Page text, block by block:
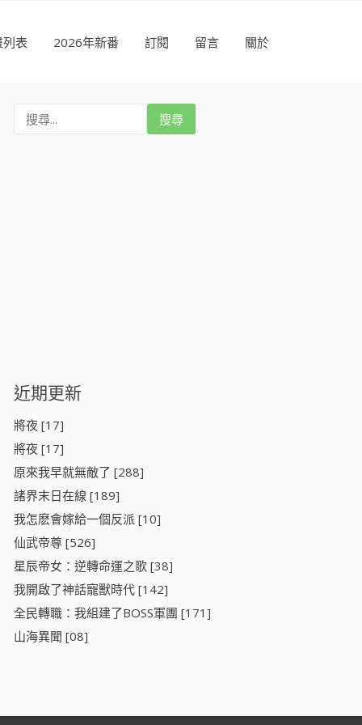
表 2026年新番 訂閱 留言 關於
近期更新
將夜 [17]
將夜 [17]
原來我早就無敵了 [288]
諸界末日在線 [189]
我怎麽會嫁給一個反派 [10]
仙武帝尊 [526]
星辰帝女：逆轉命運之歌 [38]
我開啟了神話寵獸時代 [142]
全民轉職：我組建了BOSS軍團 [171]
山海異聞 [08]